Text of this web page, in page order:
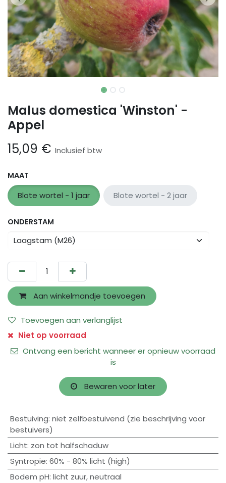
Malus domestica 'Winston' -
Appel
15,09 € Inclusief btw
MAAT
Blote wortel - 1 jaar Blote wortel - 2 jaar
ONDERSTAM
Aan winkelmandje toevoegen
Toevoegen aan verlanglijst
Niet op voorraad
Ontvang een bericht wanneer er opnieuw voorraad
is
Bewaren voor later
Bestuiving: niet zelfbestuivend (zie beschrijving voor
bestuivers)
Licht: zon tot halfschaduw
Syntropie: 60% - 80% licht (high)
Bodem pH: licht zuur,neutraal